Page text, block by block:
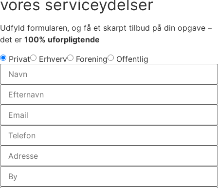
vores serviceydelser
Udfyld formularen, og få et skarpt tilbud på din opgave –
det er 100% uforpligtende
Privat Erhverv Forening Offentlig